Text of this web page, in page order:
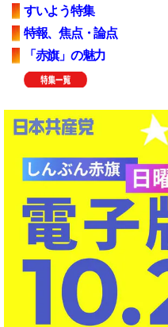
すいよう特集
特報、焦点・論点
「赤旗」の魅力